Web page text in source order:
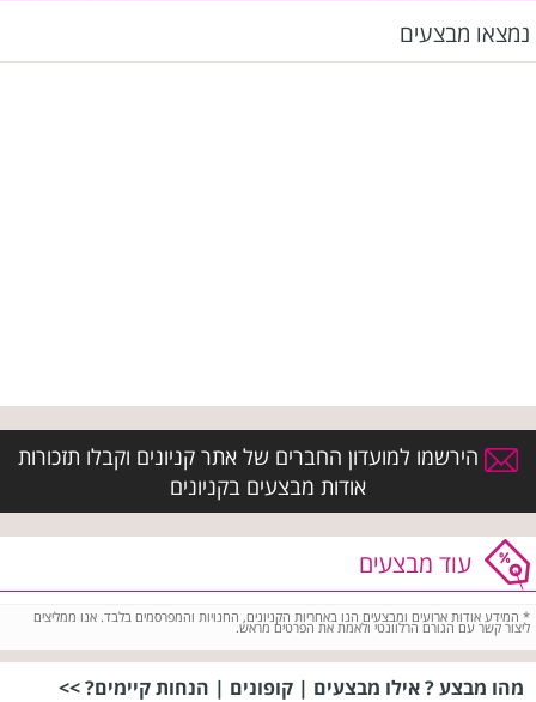
נמצאו מבצעים
הירשמו למועדון החברים של אתר קניונים וקבלו תזכורות
אודות מבצעים בקניונים
עוד מבצעים
* המידע אודות ארועים ומבצעים הנו באחריות הקניונים, החנויות והמפרסמים בלבד. אנו ממליצים
ליצור קשר עם הגורם הרלוונטי ולאמת את הפרטים מראש.
מהו מבצע ? אילו מבצעים | קופונים | הנחות קיימים? >>